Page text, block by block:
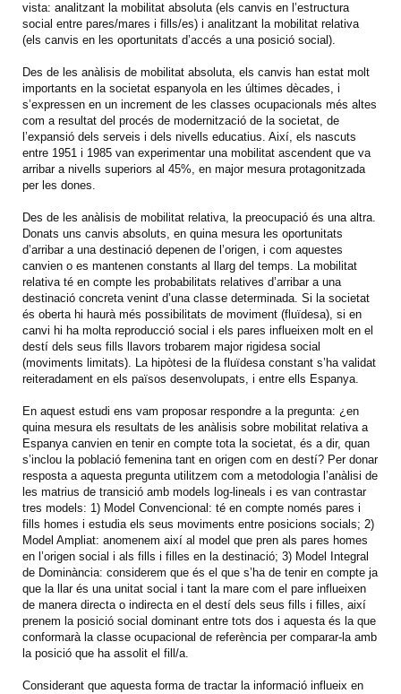
vista: analitzant la mobilitat absoluta (els canvis en l’estructura
social entre pares/mares i fills/es) i analitzant la mobilitat relativa
(els canvis en les oportunitats d’accés a una posició social).
Des de les anàlisis de mobilitat absoluta, els canvis han estat molt
importants en la societat espanyola en les últimes dècades, i
s’expressen en un increment de les classes ocupacionals més altes
com a resultat del procés de modernització de la societat, de
l’expansió dels serveis i dels nivells educatius. Així, els nascuts
entre 1951 i 1985 van experimentar una mobilitat ascendent que va
arribar a nivells superiors al 45%, en major mesura protagonitzada
per les dones.
Des de les anàlisis de mobilitat relativa, la preocupació és una altra.
Donats uns canvis absoluts, en quina mesura les oportunitats
d’arribar a una destinació depenen de l’origen, i com aquestes
canvien o es mantenen constants al llarg del temps. La mobilitat
relativa té en compte les probabilitats relatives d’arribar a una
destinació concreta venint d’una classe determinada. Si la societat
és oberta hi haurà més possibilitats de moviment (fluïdesa), si en
canvi hi ha molta reproducció social i els pares influeixen molt en el
destí dels seus fills llavors trobarem major rigidesa social
(moviments limitats). La hipòtesi de la fluïdesa constant s’ha validat
reiteradament en els països desenvolupats, i entre ells Espanya.
En aquest estudi ens vam proposar respondre a la pregunta: ¿en
quina mesura els resultats de les anàlisis sobre mobilitat relativa a
Espanya canvien en tenir en compte tota la societat, és a dir, quan
s’inclou la població femenina tant en origen com en destí? Per donar
resposta a aquesta pregunta utilitzem com a metodologia l’anàlisi de
les matrius de transició amb models log-lineals i es van contrastar
tres models: 1) Model Convencional: té en compte només pares i
fills homes i estudia els seus moviments entre posicions socials; 2)
Model Ampliat: anomenem així al model que pren als pares homes
en l’origen social i als fills i filles en la destinació; 3) Model Integral
de Dominància: considerem que és el que s’ha de tenir en compte ja
que la llar és una unitat social i tant la mare com el pare influeixen
de manera directa o indirecta en el destí dels seus fills i filles, així
prenem la posició social dominant entre tots dos i aquesta és la que
conformarà la classe ocupacional de referència per comparar-la amb
la posició que ha assolit el fill/a.
Considerant que aquesta forma de tractar la informació influeix en